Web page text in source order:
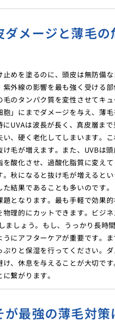
メージと薄毛の
めを塗るのに、頭皮は無防備
外線の影響を最も強く受ける
のタンパク質を変性させてキ
胞」にまでダメージを与え、薄
UVAは波長が長く、真皮層ま
、硬く老化してしまいます。
け毛が増えます。また、UVBは
酸化させ、過酸化脂質に変え
秋になると抜け毛が増えると
結果であることも多いのです
となります。最も手軽で効果
理的にカットできます。ビジ
ましょう。もし、うっかり長
にアフターケアが重要です。
りと保湿を行ってください。
、休息を与えることが大切で
繋がります。
最強の薄毛対策